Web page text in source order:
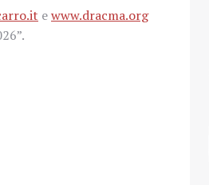
ewww.dracma.org